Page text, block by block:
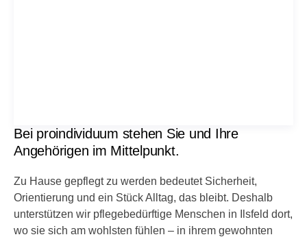
Bei proindividuum stehen Sie und Ihre
Angehörigen im Mittelpunkt.
Zu Hause gepflegt zu werden bedeutet Sicherheit,
Orientierung und ein Stück Alltag, das bleibt. Deshalb
unterstützen wir pflegebedürftige Menschen in Ilsfeld dort,
wo sie sich am wohlsten fühlen – in ihrem gewohnten